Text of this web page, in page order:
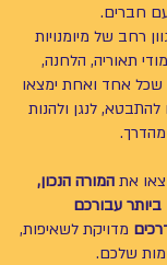
חברים.
רחב של מיומנויות
תאוריה, הלחנה,
שכל אחד ואחת ימצאו
לנגן ולהנות
אתהמורה הנכון,
עבורכם
מדויקת לשאיפות,
שלכם.